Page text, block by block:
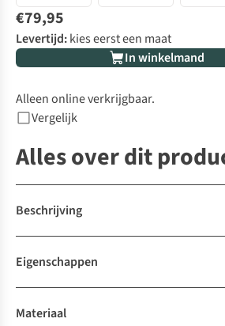
€79,95
Levertijd:kies eerst een maat
In winkelmand
Alleen online verkrijgbaar.
Vergelijk
Alles over dit
Beschrijving
Eigenschappen
Materiaal